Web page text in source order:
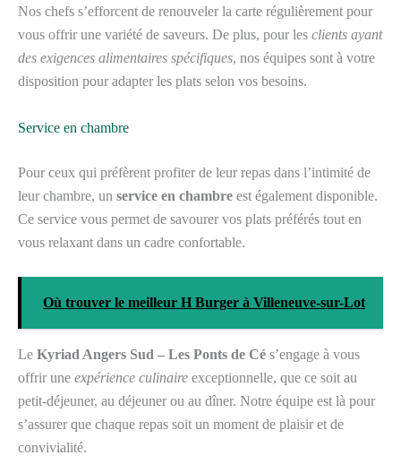
Nos chefs s’efforcent de renouveler la carte régulièrement pour
vous offrir une variété de saveurs. De plus, pour les clients ayant
des exigences alimentaires spécifiques, nos équipes sont à votre
disposition pour adapter les plats selon vos besoins.
Service en chambre
Pour ceux qui préfèrent profiter de leur repas dans l’intimité de
leur chambre, un service en chambre est également disponible.
Ce service vous permet de savourer vos plats préférés tout en
vous relaxant dans un cadre confortable.
Où trouver le meilleur H Burger à Villeneuve-sur-Lot
Le Kyriad Angers Sud – Les Ponts de Cé s’engage à vous
offrir une expérience culinaire exceptionnelle, que ce soit au
petit-déjeuner, au déjeuner ou au dîner. Notre équipe est là pour
s’assurer que chaque repas soit un moment de plaisir et de
convivialité.